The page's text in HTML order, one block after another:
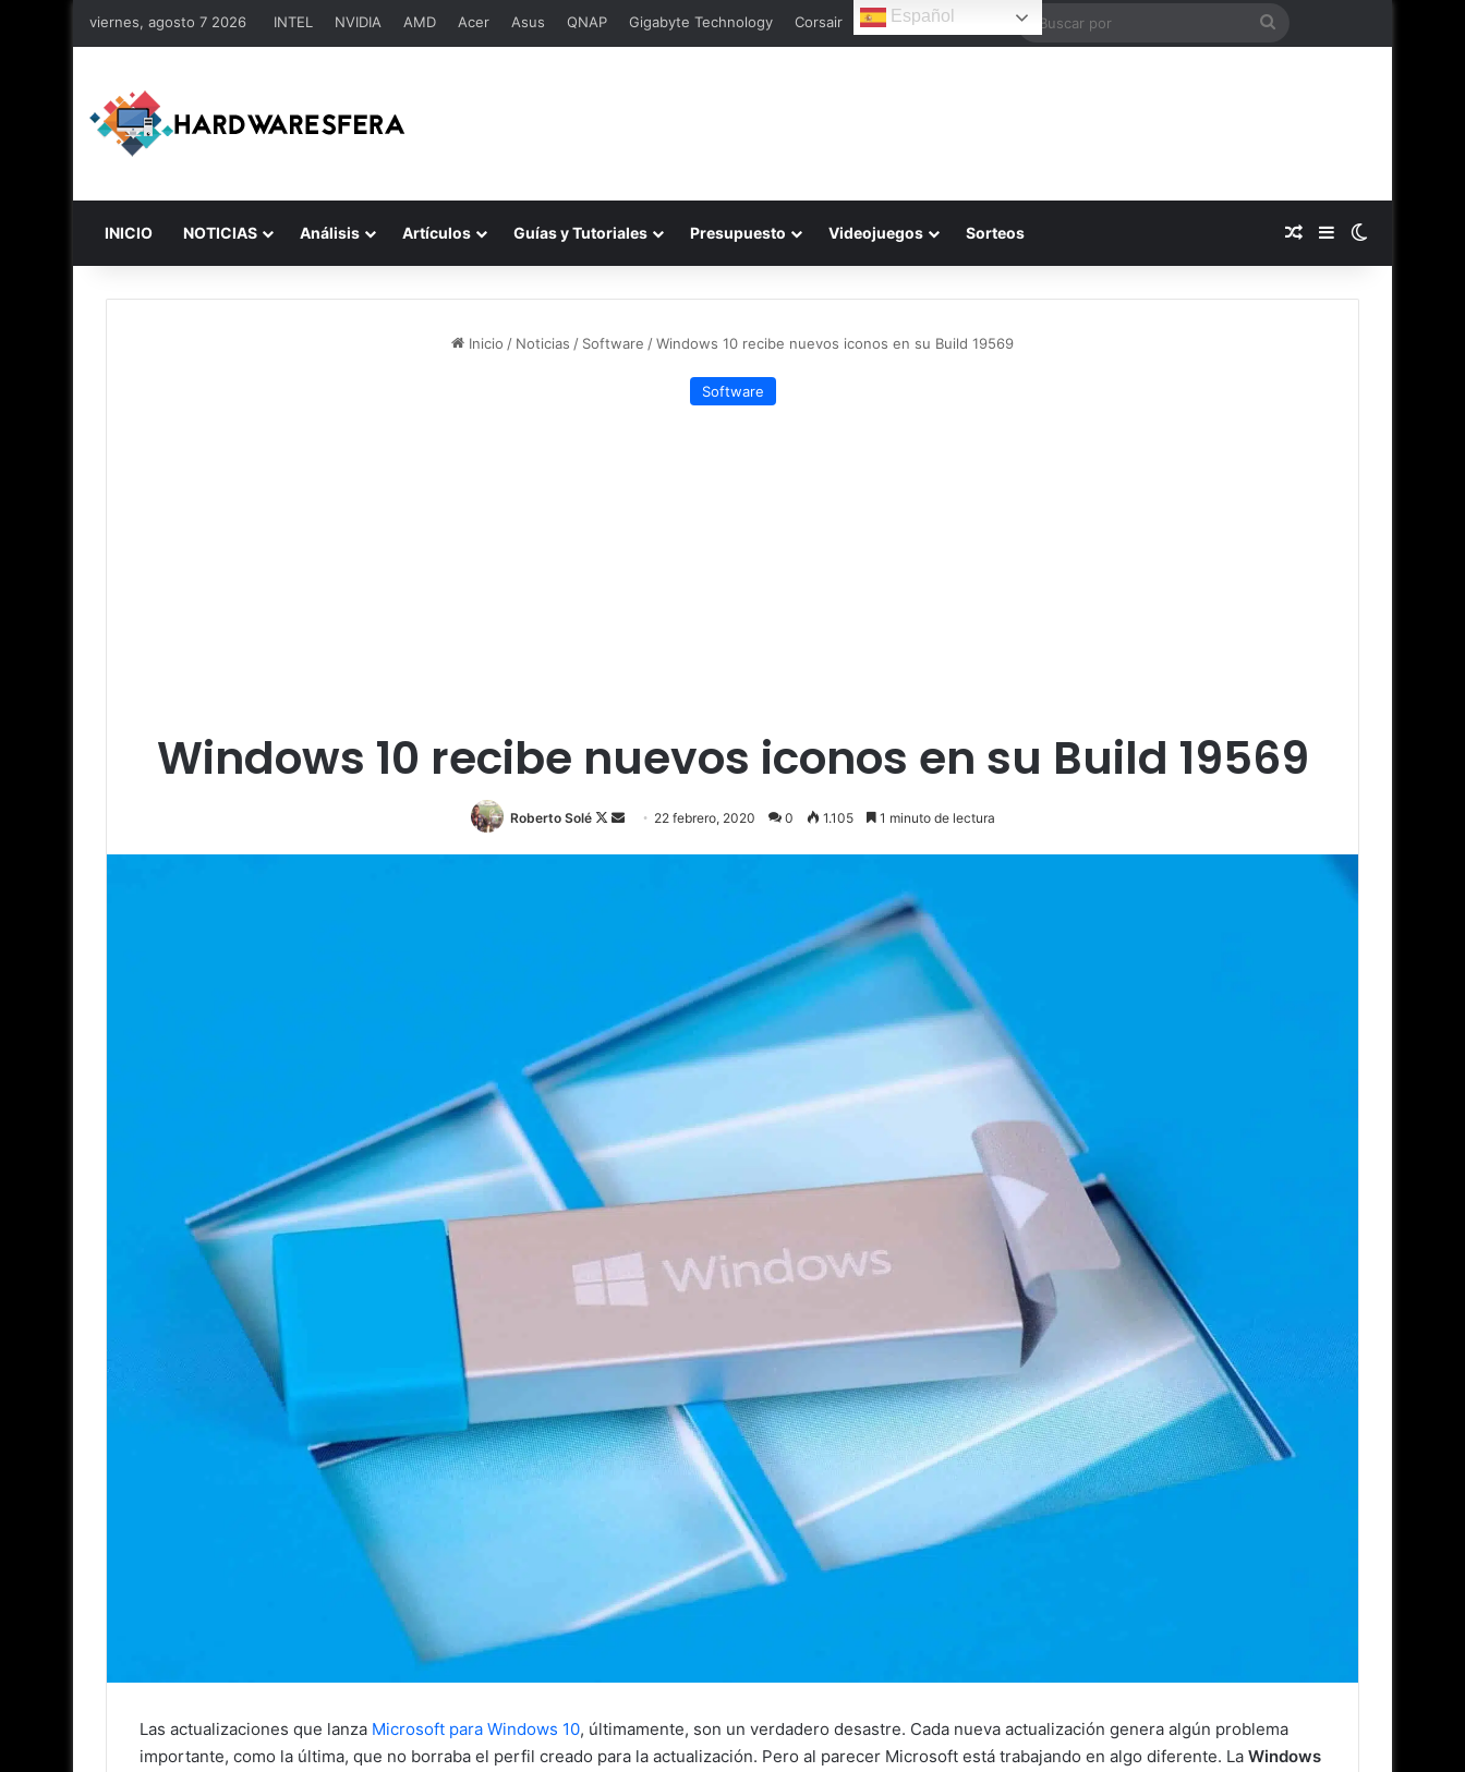
viernes, agosto 7 2026 INTEL NVIDIA AMD Acer Asus QNAP Gigabyte Technology Corsair Español
Buscar
INICIO NOTICIAS Análisis Artículos Guías y Tutoriales Presupuesto Videojuegos Sorteos Publicación al azar
Barra lateral
Inicio / Noticias / Software /Windows 10 recibe nuevos iconos en su Build 19569
Software
Windows 10 recibe nuevos iconos en su Build 19569
Roberto Solé
Follow
Send 22 febrero, 2020 0 1.105 1 minuto de lectura
Las actualizaciones que lanza Microsoft para Windows 10, últimamente, son un verdadero desastre. Cada nueva actualización genera algún problema
importante, como la última, que no borraba el perfil creado para la actualización. Pero al parecer Microsoft está trabajando en algo diferente. La Windows